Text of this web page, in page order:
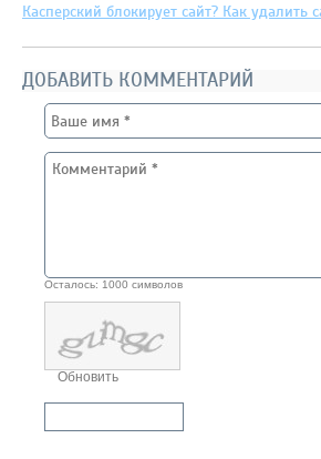
Касперский блокирует сайт? Как удалить
ДОБАВИТЬ КОММЕНТАРИЙ
Осталось: 1000 символов
Обновить